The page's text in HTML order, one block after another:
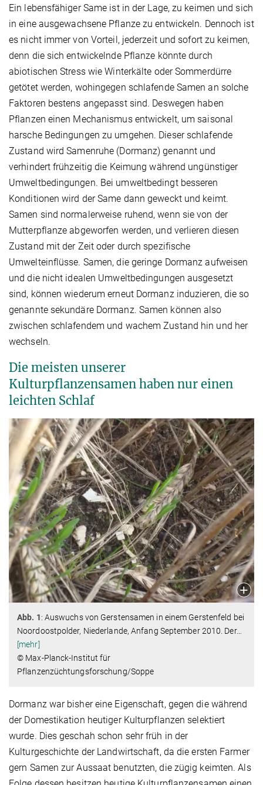
Ein lebensfähiger Same ist in der Lage, zu keimen und sich
in eine ausgewachsene Pflanze zu entwickeln. Dennoch ist
es nicht immer von Vorteil, jederzeit und sofort zu keimen,
denn die sich entwickelnde Pflanze könnte durch
abiotischen Stress wie Winterkälte oder Sommerdürre
getötet werden, wohingegen schlafende Samen an solche
Faktoren bestens angepasst sind. Deswegen haben
Pflanzen einen Mechanismus entwickelt, um saisonal
harsche Bedingungen zu umgehen. Dieser schlafende
Zustand wird Samenruhe (Dormanz) genannt und
verhindert frühzeitig die Keimung während ungünstiger
Umweltbedingungen. Bei umweltbedingt besseren
Konditionen wird der Same dann geweckt und keimt.
Samen sind normalerweise ruhend, wenn sie von der
Mutterpflanze abgeworfen werden, und verlieren diesen
Zustand mit der Zeit oder durch spezifische
Umwelteinflüsse. Samen, die geringe Dormanz aufweisen
und die nicht idealen Umweltbedingungen ausgesetzt
sind, können wiederum erneut Dormanz induzieren, die so
genannte sekundäre Dormanz. Samen können also
zwischen schlafendem und wachem Zustand hin und her
wechseln.
Die meisten unserer
Kulturpflanzensamen haben nur einen
leichten Schlaf
Abb. 1: Auswuchs von Gerstensamen in einem Gerstenfeld bei
Noordoostpolder, Niederlande, Anfang September 2010. Der…
[mehr]
© Max-Planck-Institut für
Pflanzenzüchtungsforschung/Soppe
Dormanz war bisher eine Eigenschaft, gegen die während
der Domestikation heutiger Kulturpflanzen selektiert
wurde. Dies geschah schon sehr früh in der
Kulturgeschichte der Landwirtschaft, da die ersten Farmer
gern Samen zur Aussaat benutzten, die zügig keimten. Als